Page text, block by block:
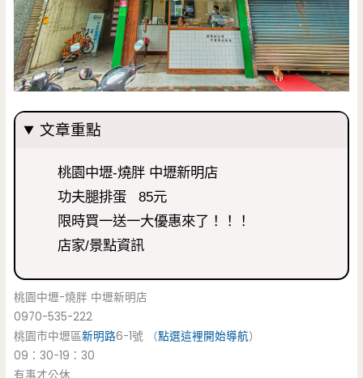
文章重點
桃園中壢-燒胖 中壢新明店
功夫腿排蛋 85元
限時買一送一大優惠來了！！！
店家/景點資訊
桃園中壢-燒胖 中壢新明店
0970-535-222
桃園市中壢區新明路6-1號 （點選這裡開始導航）
09：30-19：30